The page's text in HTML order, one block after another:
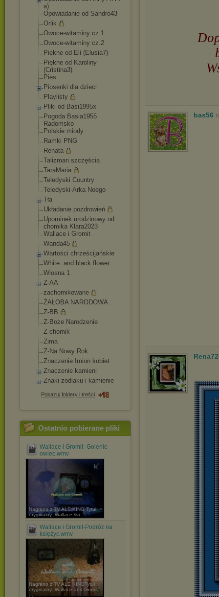
a)
Opowiadanie od Sandro43
Orlik
Owoce-witaminy cz.1
Owoce-witaminy cz.2
Piękne od Eli (Elusia7)
Piękne od Karoliny
(Cristina3)
Pies
Piosenki dla dzieci
Playlisty
Pliki od Basi1995x
Pogoda Basia1955
Radomsko
Polskie miody
Ramki PNG
Renata
Talizman szczęścia
TaraMaria
Teledyski Country
Teledyski-Arka Noego
Tła
Układanie pozdrowień
Upominek urodzinowy od
chomika Klara2023
Wallace i Gromit
Wanda45
Wartości chrześcijańskie
White. and.black.flower
Wiosna 1
Z-AA
zachomikowane
ŻAŁOBA NARODOWA
Z-BB
Z-Boże Narodzenie
Z-chomik
Zima
Z-Na Nowy Rok
Znaczenie Imion kobiet
Znaczenie kamieni
Znaki zodiaku i kamienie
Pokazuj foldery i treści
Ostatnio pobierane pliki
Wallace i Gromit -Golenie
owiec.wmv
Nagrano z TV ALE KINO Tytuł
oryginalny: Wallace &a ...
Wallace i Gromit-Podróż na
księżyc.wmv
Nagrano z TV ALE KINOTytuł
oryginalny: Wallace and Gromi
bas56